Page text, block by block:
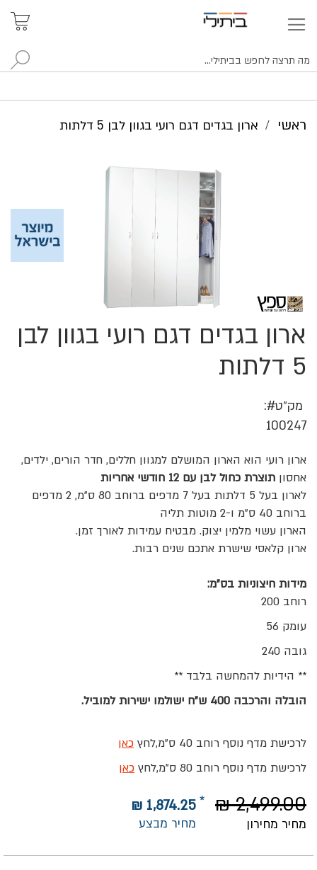
ראשי ארון בגדים דגם רועי בגוון לבן 5 דלתות
ארון בגדים דגם רועי בגוון לבן
5 דלתות
מק״ט
100247
ארון רועי הוא הארון המושלם למגוון חללים, חדר הורים, ילדים,
אחסון תוצרת כחול לבן עם 12 חודשי אחריות
לארון בעל 5 דלתות בעל 7 מדפים ברוחב 80 ס"מ, 2 מדפים
ברוחב 40 ס"מ ו-2 מוטות תליה
הארון עשוי מלמין יצוק. מבטיח עמידות לאורך זמן.
ארון קלאסי שישרת אתכם שנים רבות.
מידות חיצוניות בס"מ:
רוחב 200
עומק 56
גובה 240
** הידיות להמחשה בלבד **
הובלה והרכבה 400 ש"ח ישולמו ישירות למוביל.
לרכישת מדף נוסף רוחב 40 ס"מ,לחץ
כאן
לרכישת מדף נוסף רוחב 80 ס"מ,לחץ
כאן
מחיר מבצע
1,874.25 ₪
מחיר מחירון
2,499.00 ₪
לדלג
להתחלה
גלריית